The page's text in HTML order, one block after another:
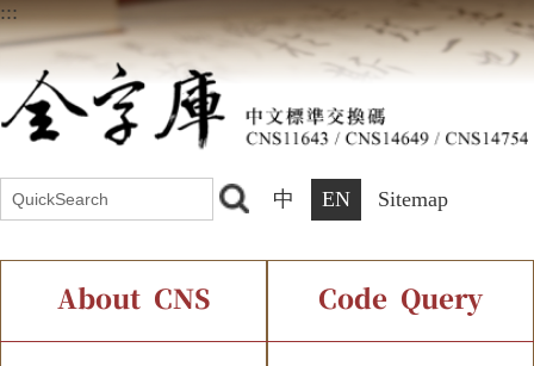
:::
中 EN Sitemap
About CNS Code Query